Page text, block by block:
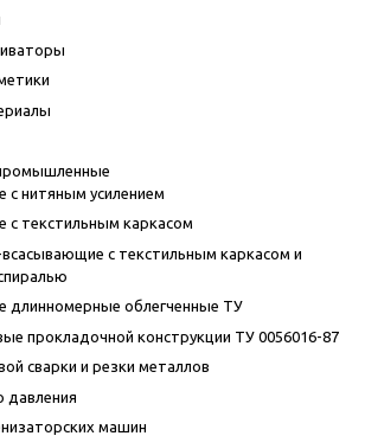
с нитяным усилением
с текстильным каркасом
с текстильным каркасом и
длинномерные облегченные ТУ
прокладочной конструкции ТУ 0056016-87
сварки и резки металлов
давления
машин